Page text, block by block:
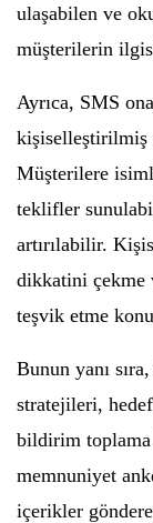
ulaşabilen ve
müşterilerin
Ayrıca, SMS
kişiselleştirilmiş
Müşterilere
teklifler
artırılabilir.
dikkatini çekme
teşvik etme
Bunun yanı
stratejileri,
bildirim toplama
memnuniyet
içerikler